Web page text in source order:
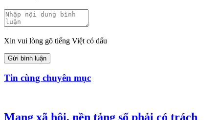
Xin vui lòng gõ tiếng Việt có dấu
Gửi bình luận
Tin cùng chuyên mục
Mạng xã hội, nền tảng số phải có trách